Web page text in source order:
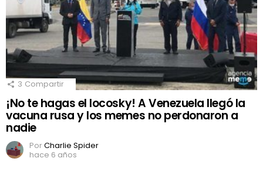
3 Compartir
¡No te hagas el locosky! A Venezuela llegó la
vacuna rusa y los memes no perdonaron a
nadie
PorCharlie Spider
hace 6 años